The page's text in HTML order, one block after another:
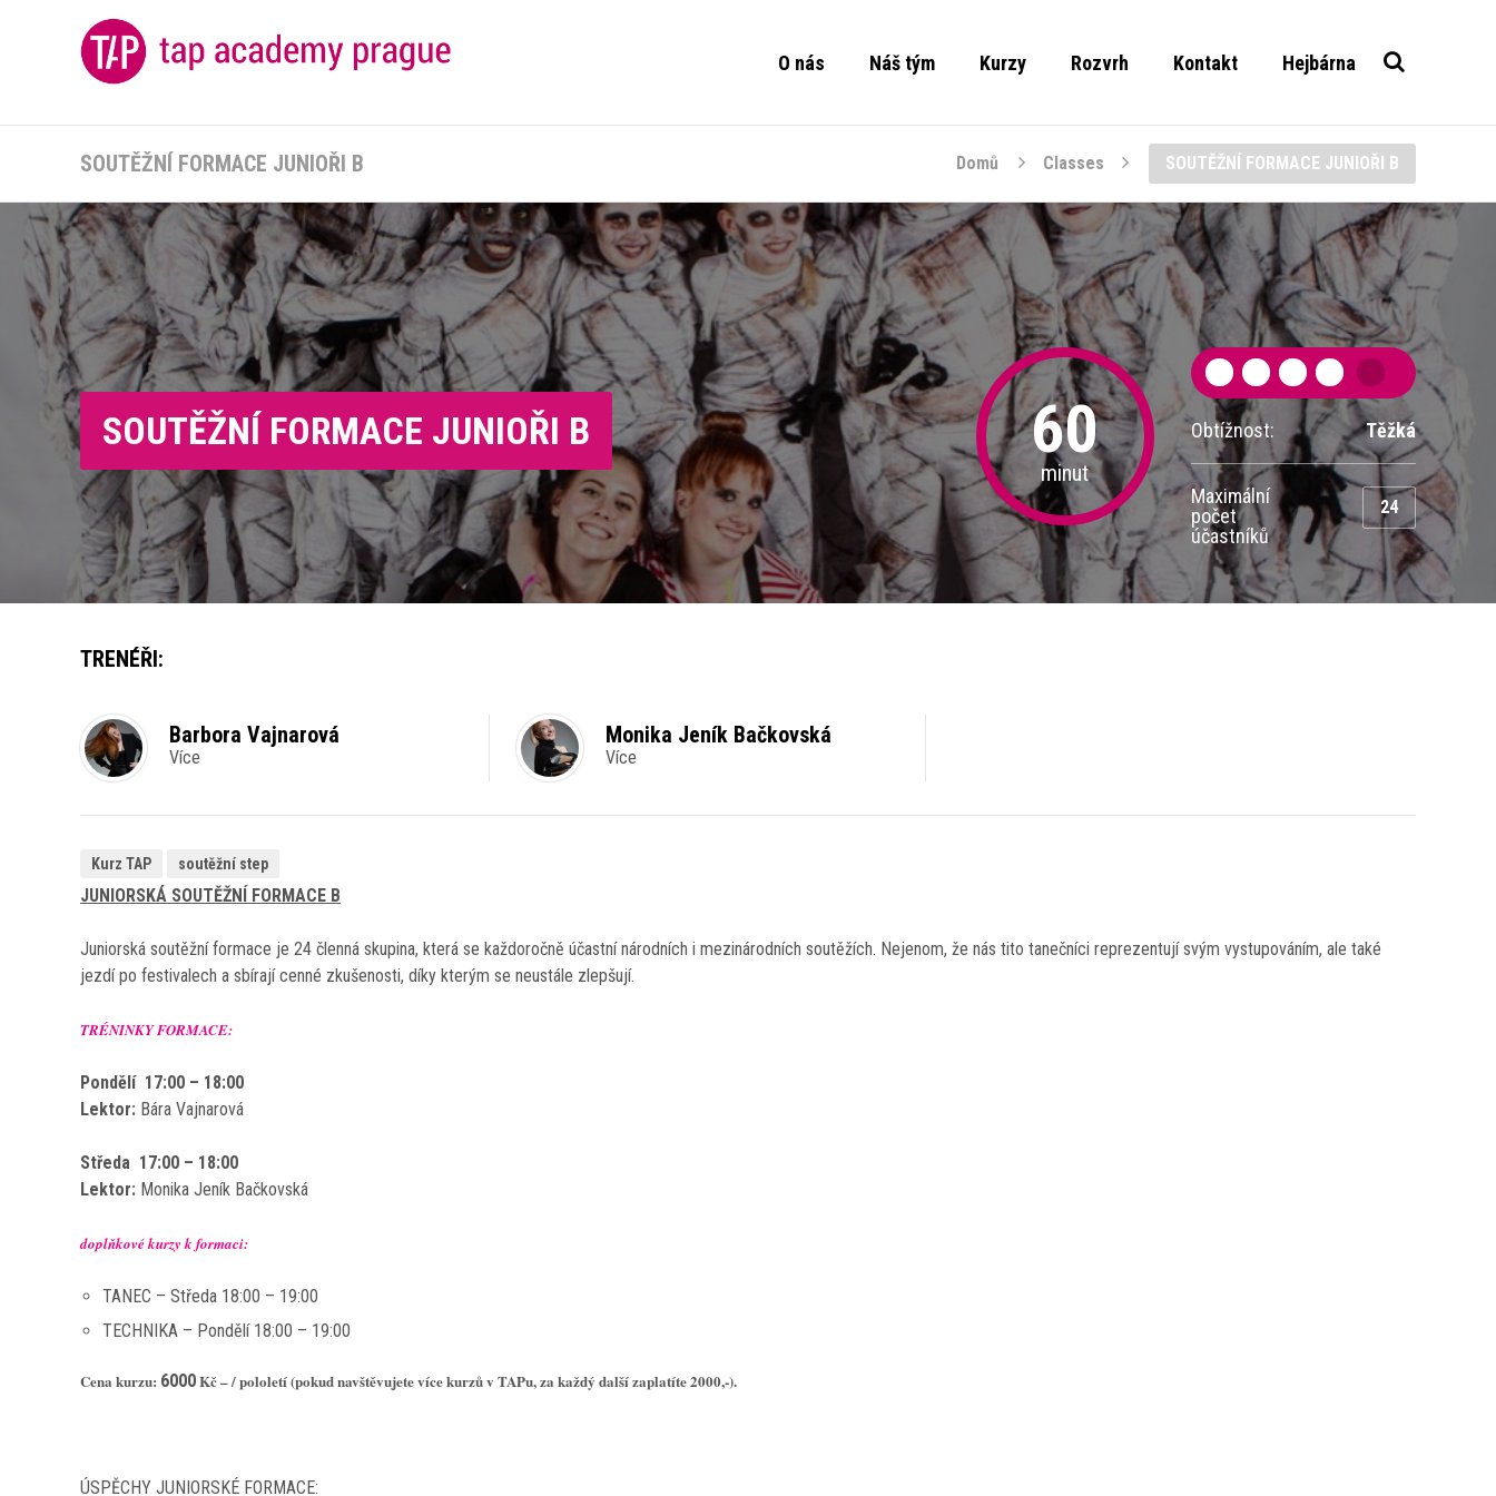
O nás Náš tým Kurzy Rozvrh Kontakt Hejbárna
SOUTĚŽNÍ FORMACE JUNIOŘI B Domů Classes SOUTĚŽNÍ FORMACE JUNIOŘI B
SOUTĚŽNÍ FORMACE JUNIOŘI B 60
minut
Obtížnost: Těžká
Maximální
počet
účastníků
24
TRENÉŘI:
Barbora Vajnarová
Více
Monika Jeník Bačkovská
Více
Kurz TAP soutěžní step
JUNIORSKÁ SOUTĚŽNÍ FORMACE B
Juniorská soutěžní formace je 24 členná skupina, která se každoročně účastní národních i mezinárodních soutěžích. Nejenom, že nás tito tanečníci reprezentují svým vystupováním, ale také
jezdí po festivalech a sbírají cenné zkušenosti, díky kterým se neustále zlepšují.
TRÉNINKY FORMACE:
Pondělí 17:00 – 18:00
Lektor: Bára Vajnarová
Středa 17:00 – 18:00
Lektor: Monika Jeník Bačkovská
doplňkové kurzy k formaci:
TANEC – Středa 18:00 – 19:00
TECHNIKA – Pondělí 18:00 – 19:00
Cena kurzu: 6000Kč – / pololetí(pokud navštěvujete více kurzů v TAPu, za každý další zaplatíte 2000,-).
ÚSPĚCHY JUNIORSKÉ FORMACE: